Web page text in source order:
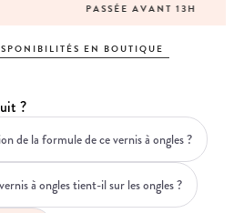
AVANT 13H
EN BOUTIQUE
?
de la formule de ce vernis à ongles ?
à ongles tient-il sur les ongles ?